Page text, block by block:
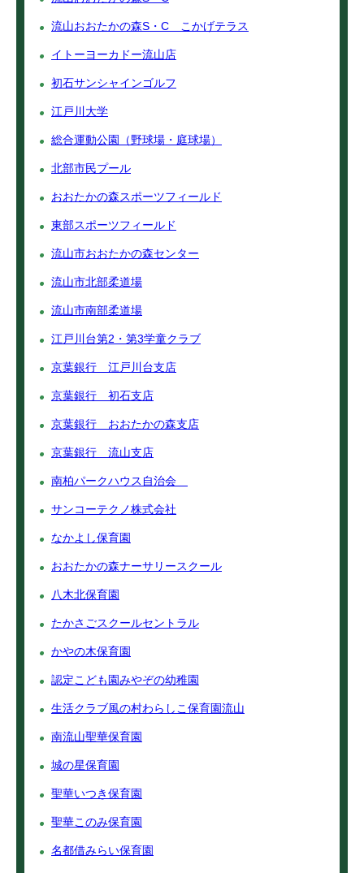
流山おおたかの森S・C こかげテラス
イトーヨーカドー流山店
初石サンシャインゴルフ
江戸川大学
総合運動公園（野球場・庭球場）
北部市民プール
おおたかの森スポーツフィールド
東部スポーツフィールド
流山市おおたかの森センター
流山市北部柔道場
流山市南部柔道場
江戸川台第2・第3学童クラブ
京葉銀行 江戸川台支店
京葉銀行 初石支店
京葉銀行 おおたかの森支店
京葉銀行 流山支店
南柏パークハウス自治会
サンコーテクノ株式会社
なかよし保育園
おおたかの森ナーサリースクール
八木北保育園
たかさごスクールセントラル
かやの木保育園
認定こども園みやぞの幼稚園
生活クラブ風の村わらしこ保育園流山
南流山聖華保育園
城の星保育園
聖華いつき保育園
聖華このみ保育園
名都借みらい保育園